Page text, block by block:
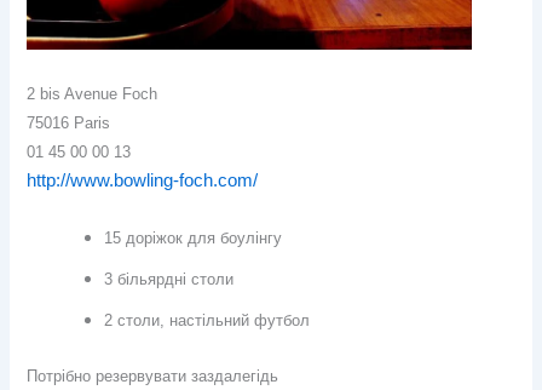
2 bis Avenue Foch
75016 Paris
01 45 00 00 13
http://www.bowling-foch.com/
15 доріжок для боулінгу
3 більярдні столи
2 столи, настільний футбол
Потрібно резервувати заздалегідь